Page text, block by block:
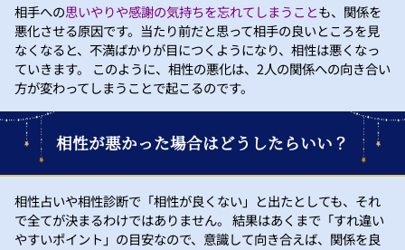
相手への思いやりや感謝の気持ちを忘れてしまうことも、関係を
悪化させる原因です。当たり前だと思って相手の良いところを見
なくなると、不満ばかりが目につくようになり、相性は悪くなっ
ていきます。 このように、相性の悪化は、2人の関係への向き合い
方が変わってしまうことで起こるのです。
相性が悪かった場合はどうしたらいい？
相性占いや相性診断で「相性が良くない」と出たとしても、それ
で全てが決まるわけではありません。 結果はあくまで「すれ違い
やすいポイント」の目安なので、意識して向き合えば、関係を良